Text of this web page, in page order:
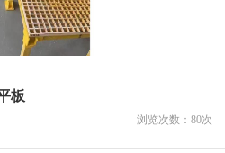
板
浏览次数： 80次